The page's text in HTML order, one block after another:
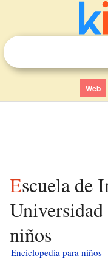
Web
Escuela de Ingeniería de la
niños
Enciclopedia para niños